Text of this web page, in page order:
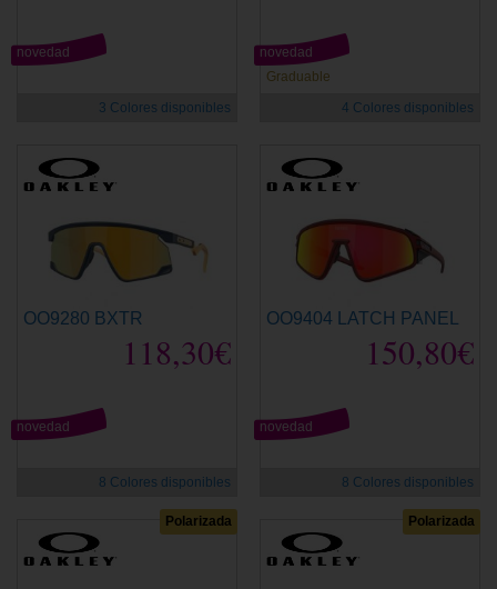
novedad
3 Colores disponibles
Graduable
novedad
4 Colores disponibles
OO9280 BXTR
118,30€
novedad
8 Colores disponibles
OO9404 LATCH PANEL
150,80€
novedad
8 Colores disponibles
Polarizada Polarizada